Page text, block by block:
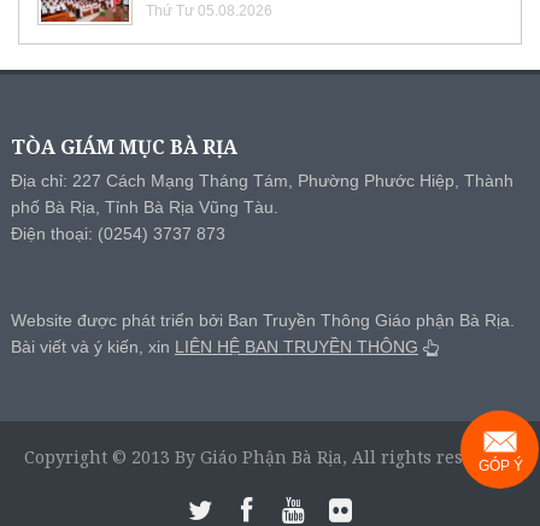
Thứ Tư 05.08.2026
TÒA GIÁM MỤC BÀ RỊA
Địa chỉ: 227 Cách Mạng Tháng Tám, Phường Phước Hiệp, Thành
phố Bà Rịa, Tỉnh Bà Rịa Vũng Tàu.
Điện thoại: (0254) 3737 873
Website được phát triển bởi Ban Truyền Thông Giáo phận Bà Rịa.
Bài viết và ý kiến, xin LIÊN HỆ BAN TRUYỀN THÔNG
Copyright © 2013 By Giáo Phận Bà Rịa, All rights reserved.
GÓP Ý